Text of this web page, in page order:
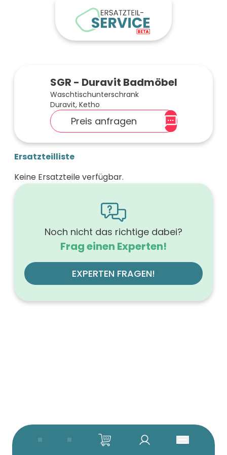
SGR - Duravit Badmöbel
Waschtischunterschrank
Duravit, Ketho
Preis anfragen
Ersatzteilliste
Keine Ersatzteile verfügbar.
Noch nicht das richtige dabei?
Frag einen Experten!
EXPERTEN FRAGEN!